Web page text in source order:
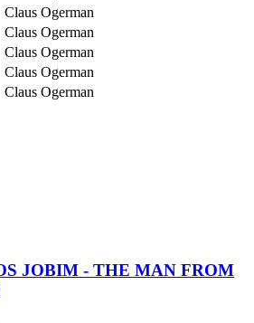
Claus Ogerman
Claus Ogerman
Claus Ogerman
Claus Ogerman
Claus Ogerman
JOBIM - THE MAN FROM